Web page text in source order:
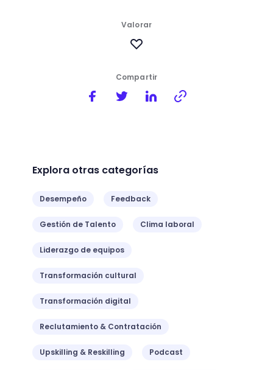
Compartir
Valorar
Explora otras categorías
Desempeño Feedback
Gestión de Talento Clima laboral
Liderazgo de equipos
Transformación cultural
Transformación digital
Reclutamiento & Contratación
Upskilling & Reskilling Podcast